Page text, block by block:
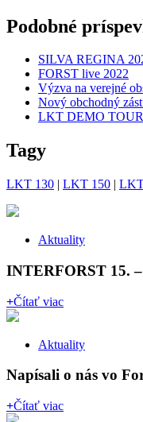
Podobné
SILVA REGINA
FORST live 2022
Výzva na verejné
Nový obchodný
LKT DEMO TOUR
Tagy
LKT 130 | LKT 150 |
Aktuality
INTERFORST 15. –
+Čítať viac
Aktuality
Napísali o nás vo
+Čítať viac